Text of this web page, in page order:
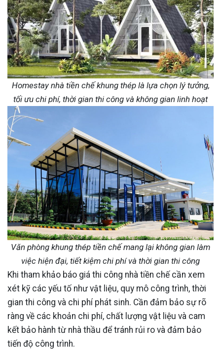
Homestay nhà tiền chế khung thép là lựa chọn lý tưởng,
tối ưu chi phí, thời gian thi công và không gian linh hoạt
Văn phòng khung thép tiền chế mang lại không gian làm
việc hiện đại, tiết kiệm chi phí và thời gian thi công
Khi tham khảo báo giá thi công nhà tiền chế cần xem
xét kỹ các yếu tố như vật liệu, quy mô công trình, thời
gian thi công và chi phí phát sinh. Cần đảm bảo sự rõ
ràng về các khoản chi phí, chất lượng vật liệu và cam
kết bảo hành từ nhà thầu để tránh rủi ro và đảm bảo
tiến độ công trình.